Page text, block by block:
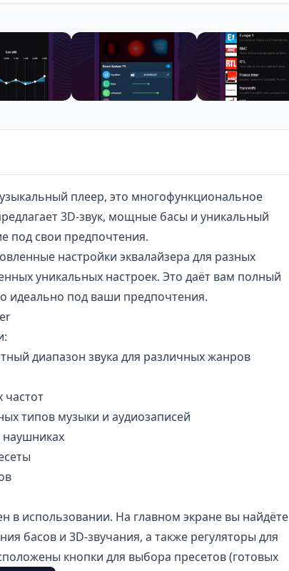
плеер, это многофункциональное
3D-звук, мощные басы и уникальный
под свои предпочтения.
настройки эквалайзера для разных
уникальных настроек. Это даёт вам полный
идеально под ваши предпочтения.
диапазон звука для различных жанров
частот
типов музыки и аудиозаписей
в использовании. На главном экране вы найдёте
басов и 3D-звучания, а также регуляторы для
кнопки для выбора пресетов (готовых